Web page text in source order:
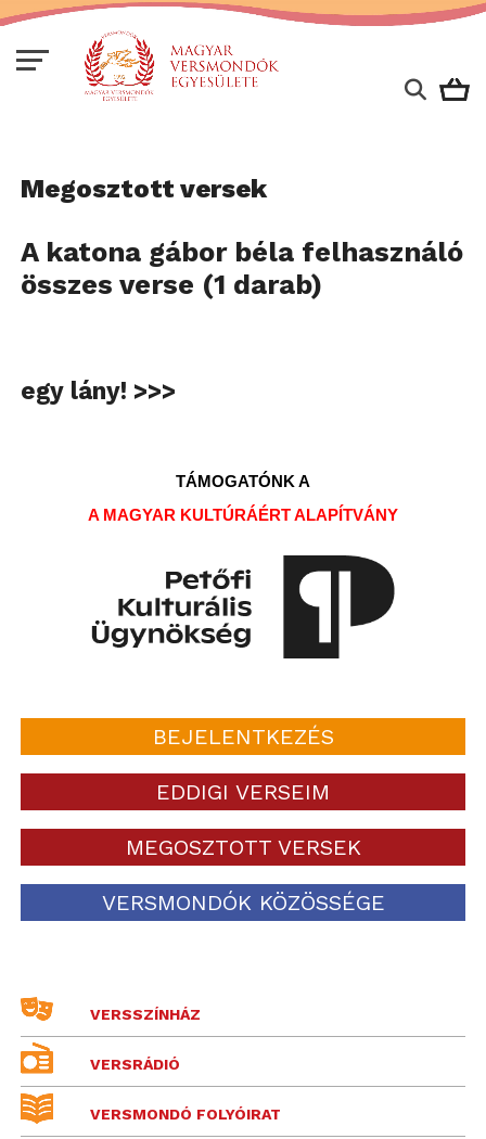
Megosztott versek
A katona gábor béla felhasználó
összes verse (1 darab)
egy lány! >>>
TÁMOGATÓNK A
A MAGYAR KULTÚRÁÉRT ALAPÍTVÁNY
BEJELENTKEZÉS
EDDIGI VERSEIM
MEGOSZTOTT VERSEK
VERSMONDÓK KÖZÖSSÉGE
VERSSZÍNHÁZ
VERSRÁDIÓ
VERSMONDÓ FOLYÓIRAT